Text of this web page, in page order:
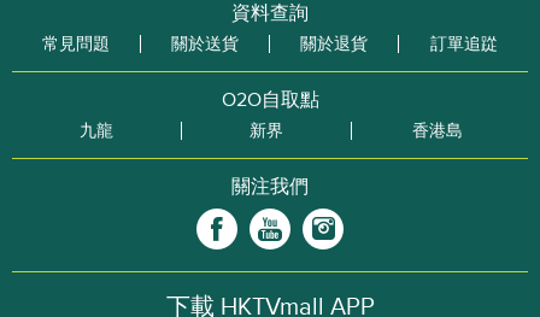
資料查詢
常見問題 關於送貨 關於退貨 訂單追踨
O2O自取點
九龍 新界 香港島
關注我們
下載 HKTVmall APP